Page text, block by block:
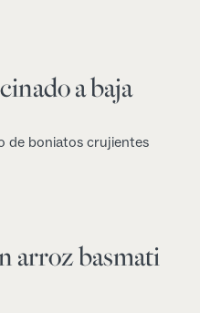
a baja
de boniatos crujientes
arroz basmati